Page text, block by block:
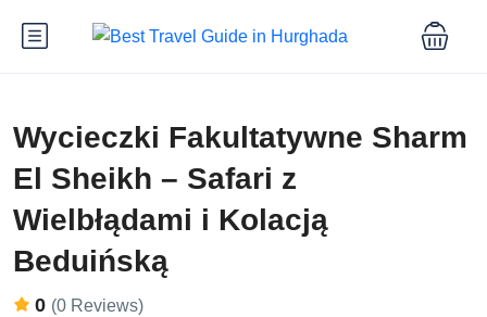
Wycieczki Fakultatywne Sharm
El Sheikh – Safari z
Wielbłądami i Kolacją
Beduińską
0 (0 Reviews)